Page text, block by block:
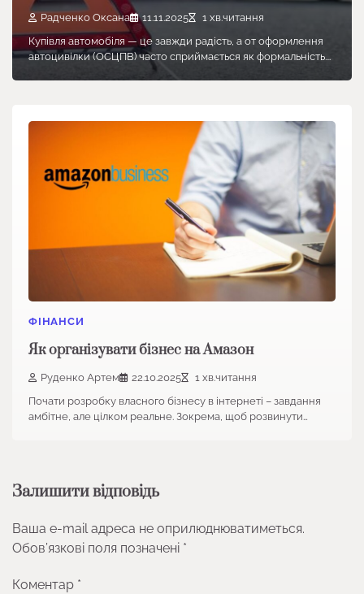
Радченко Оксана 11.11.2025
1 хв.читання
Купівля автомобіля — це завжди радість, а от оформлення
автоцивілки (ОСЦПВ) часто сприймається як формальність.…
ФІНАНСИ
Як організувати бізнес на Амазон
Руденко Артем 22.10.2025
1 хв.читання
Почати розробку власного бізнесу в інтернеті – завдання
амбітне, але цілком реальне. Зокрема, щоб розвинути…
Залишити відповідь
Ваша e-mail адреса не оприлюднюватиметься.
Обов’язкові поля позначені *
Коментар *